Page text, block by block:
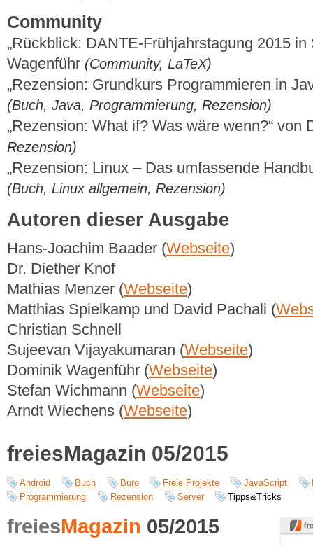
Community
„Rückblick: DANTE-Frühjahrstagung 2015 in
Wagenführ (Community, LaTeX)
„Rezension: Grundkurs Programmieren in
(Buch, Java, Programmierung, Rezension)
„Rezension: What if? Was wäre wenn?“ von
Rezension)
„Rezension: Linux – Das umfassende
(Buch, Linux allgemein, Rezension)
Autoren dieser Ausgabe
Hans-Joachim Baader (Webseite)
Dr. Diether Knof
Mathias Menzer (Webseite)
Matthias Spielkamp und David Pachali (
Christian Schnell
Sujeevan Vijayakumaran (Webseite)
Dominik Wagenführ (Webseite)
Stefan Wichmann (Webseite)
Arndt Wiechens (Webseite)
freiesMagazin 05/2015
Android Buch Büro Freie Projekte JavaScript
Programmierung
Rezension Server Tipps&Tricks
freiesMagazin 05/2015